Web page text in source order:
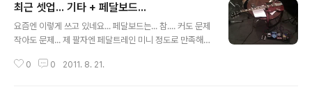
최근 셋업... 기타 + 페달보드...
요즘엔 이렇게 쓰고 있네요... 페달보드는... 참.... 커도 문제
작아도 문제... 제 팔자엔 페달트레인 미니 정도로 만족해야
0 0 2011. 8. 21.